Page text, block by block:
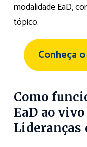
modalidade EaD,
tópico.
Conheça
Como
EaD ao
Lideranças